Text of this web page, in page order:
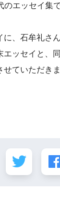
のエッセイ集
に、石牟礼さ
エッセイと、
せていただき